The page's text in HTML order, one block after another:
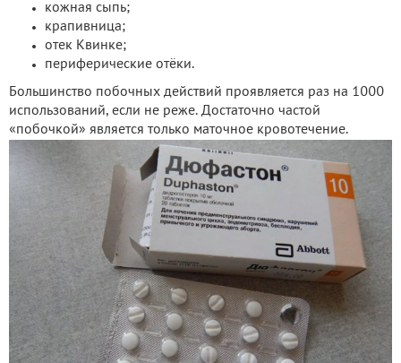
кожная сыпь;
крапивница;
отек Квинке;
периферические отёки.
Большинство побочных действий проявляется раз на 1000
использований, если не реже. Достаточно частой
«побочкой» является только маточное кровотечение.